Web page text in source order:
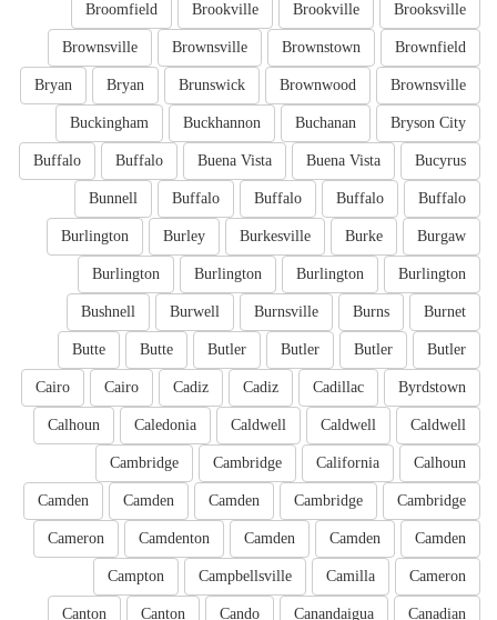
Brooksville
Brookville
Brookville
Broomfield
Brownfield
Brownstown
Brownsville
Brownsville
Brownsville
Brownwood
Brunswick
Bryan
Bryan
Bryson City
Buchanan
Buckhannon
Buckingham
Bucyrus
Buena Vista
Buena Vista
Buffalo
Buffalo
Buffalo
Buffalo
Buffalo
Buffalo
Bunnell
Burgaw
Burke
Burkesville
Burley
Burlington
Burlington
Burlington
Burlington
Burlington
Burnet
Burns
Burnsville
Burwell
Bushnell
Butler
Butler
Butler
Butler
Butte
Butte
Byrdstown
Cadillac
Cadiz
Cadiz
Cairo
Cairo
Caldwell
Caldwell
Caldwell
Caledonia
Calhoun
Calhoun
California
Cambridge
Cambridge
Cambridge
Cambridge
Camden
Camden
Camden
Camden
Camden
Camden
Camdenton
Cameron
Cameron
Camilla
Campbellsville
Campton
Canadian
Canandaigua
Cando
Canton
Canton